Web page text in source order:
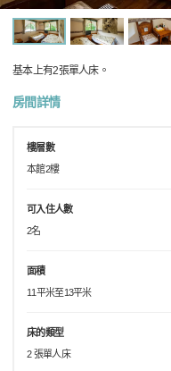
基本上有2張單人床。
房間詳情
樓層數
本館2樓
可入住人數
2名
面積
11平米至13平米
床的類型
2 張單人床